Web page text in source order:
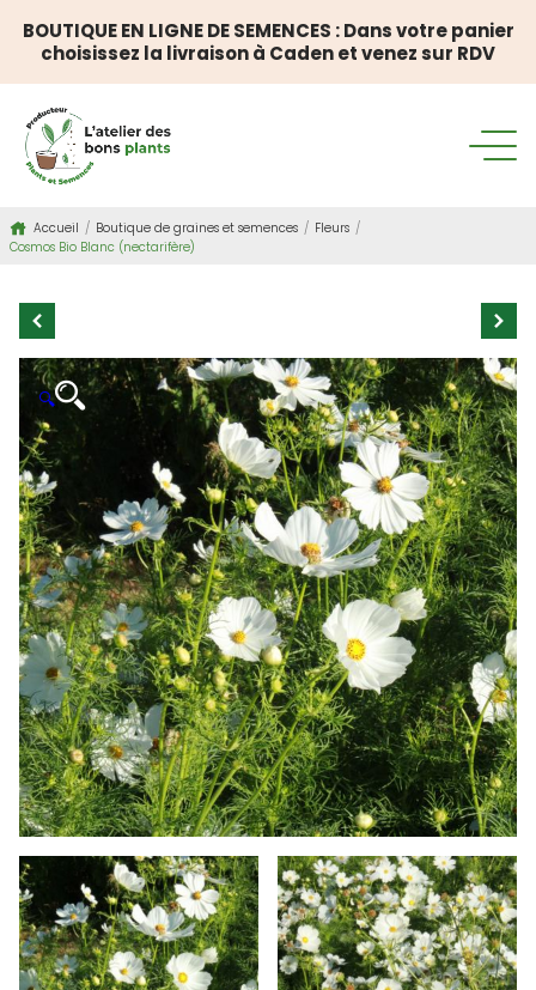
BOUTIQUE EN LIGNE DE SEMENCES : Dans votre panier
choisissez la livraison à Caden et venez sur RDV
Accueil / Boutique de graines et semences / Fleurs /
Cosmos Bio Blanc (nectarifère)
🔍